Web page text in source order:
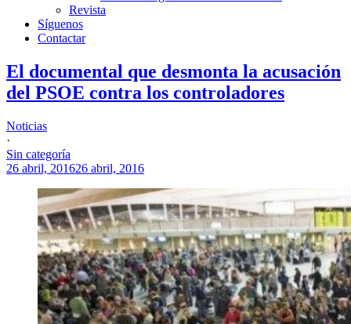
Revista
Síguenos
Contactar
El documental que desmonta la acusación
del PSOE contra los controladores
Noticias
·
Sin categoría
26 abril, 201626 abril, 2016